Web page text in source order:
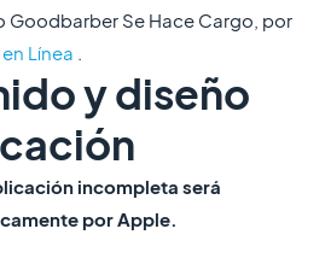
Goodbarber Se Hace Cargo, por
Línea
y diseño
incompleta será
por Apple.